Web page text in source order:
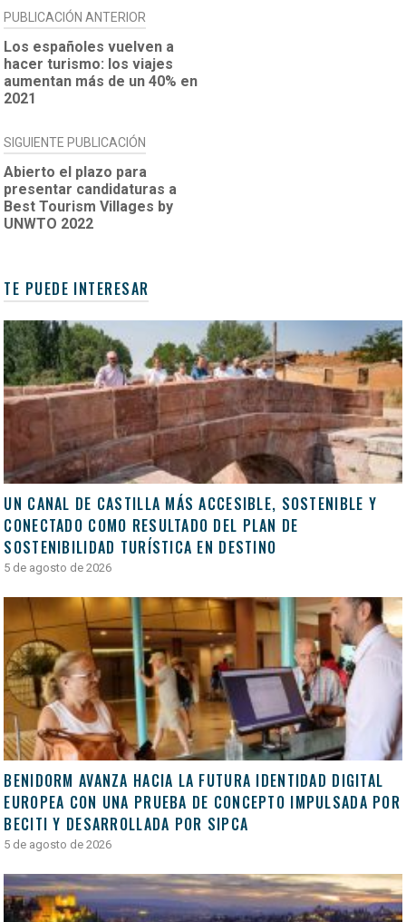
NAVEGACIÓN
DE
ENTRADAS
PUBLICACIÓN ANTERIOR
Los españoles vuelven a
hacer turismo: los viajes
aumentan más de un 40% en
2021
SIGUIENTE PUBLICACIÓN
Abierto el plazo para
presentar candidaturas a
Best Tourism Villages by
UNWTO 2022
TE PUEDE INTERESAR
UN CANAL DE CASTILLA MÁS ACCESIBLE, SOSTENIBLE Y
CONECTADO COMO RESULTADO DEL PLAN DE
SOSTENIBILIDAD TURÍSTICA EN DESTINO
5 de agosto de 2026
BENIDORM AVANZA HACIA LA FUTURA IDENTIDAD DIGITAL
EUROPEA CON UNA PRUEBA DE CONCEPTO IMPULSADA POR
BECITI Y DESARROLLADA POR SIPCA
5 de agosto de 2026